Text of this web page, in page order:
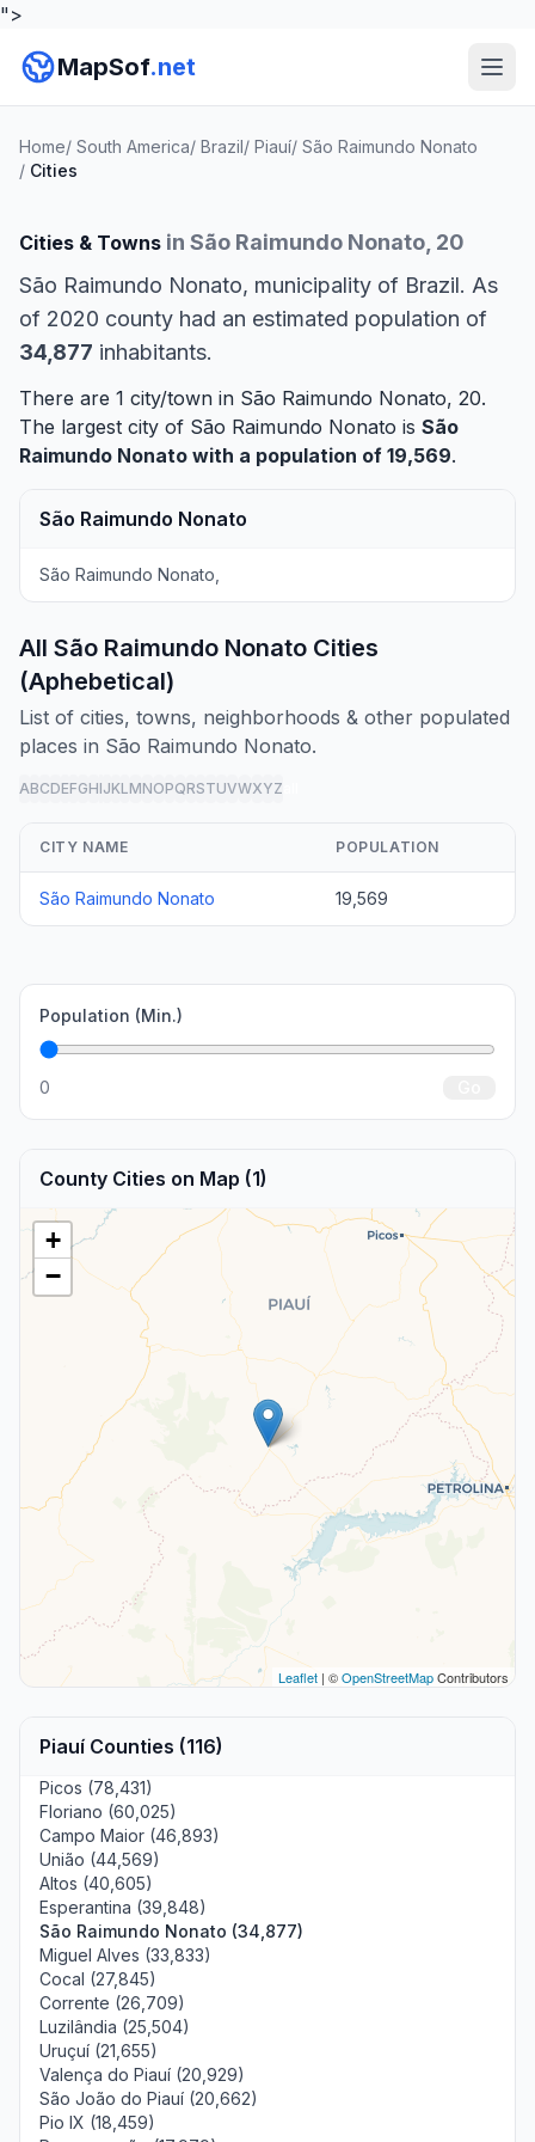
">
MapSof.net
Home/ South America/ Brazil/ Piauí/ São Raimundo Nonato
/ Cities
Cities & Towns in São Raimundo Nonato, 20
São Raimundo Nonato, municipality of Brazil. As
of 2020 county had an estimated population of
34,877 inhabitants.
There are 1 city/town in São Raimundo Nonato, 20.
The largest city of São Raimundo Nonato is São
Raimundo Nonato with a population of 19,569.
São Raimundo Nonato
São Raimundo Nonato,
All São Raimundo Nonato Cities
(Aphebetical)
List of cities, towns, neighborhoods & other populated
places in São Raimundo Nonato.
ABCDEFGHIJKLMNOPQRSTUVWXYZ
CITY NAME POPULATION
São Raimundo Nonato 19,569
Population (Min.)
0
County Cities on Map (1)
+
−
Leaflet | ©OpenStreetMapContributors
Piauí Counties (116)
Picos (78,431)
Floriano (60,025)
Campo Maior (46,893)
União (44,569)
Altos (40,605)
Esperantina (39,848)
São Raimundo Nonato (34,877)
Miguel Alves (33,833)
Cocal (27,845)
Corrente (26,709)
Luzilândia (25,504)
Uruçuí (21,655)
Valença do Piauí (20,929)
São João do Piauí (20,662)
Pio IX (18,459)